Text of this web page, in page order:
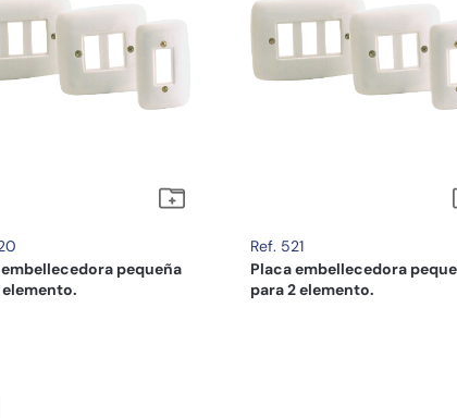
pequeña
elemento.
Ref. 521
Placa embellecedora
para 2 elemento.